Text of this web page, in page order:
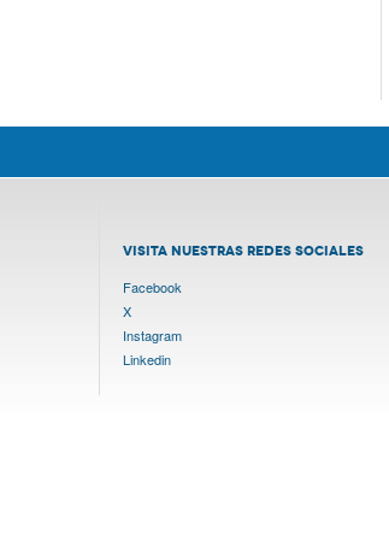
VISITA NUESTRAS REDES SOCIALES
Facebook
X
Instagram
Linkedin